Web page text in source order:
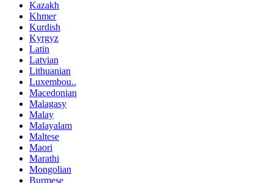
Kazakh
Khmer
Kurdish
Kyrgyz
Latin
Latvian
Lithuanian
Luxembou..
Macedonian
Malagasy
Malay
Malayalam
Maltese
Maori
Marathi
Mongolian
Burmese